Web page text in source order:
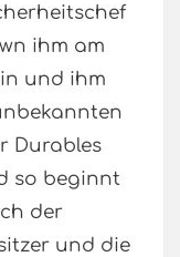
ihm am
und ihm
Durables
so beginnt
der
und die